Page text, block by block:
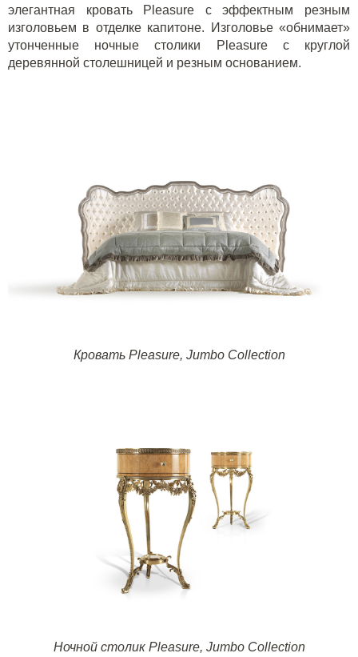
элегантная кровать
Pleasure
с эффектным резным
изголовьем в отделке капитоне. Изголовье «обнимает»
утонченные ночные столики
Pleasure
с круглой
деревянной столешницей и резным основанием.
Кровать Pleasure, Jumbo Collection
Ночной столик Pleasure, Jumbo Collection